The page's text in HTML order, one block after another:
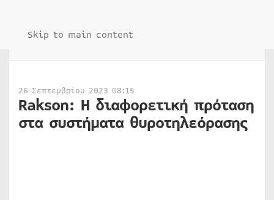
Skip to main content
26 Σεπτεμβρίου 2023 08:15
Rakson: Η διαφορετική πρόταση
στα συστήματα θυροτηλεόρασης